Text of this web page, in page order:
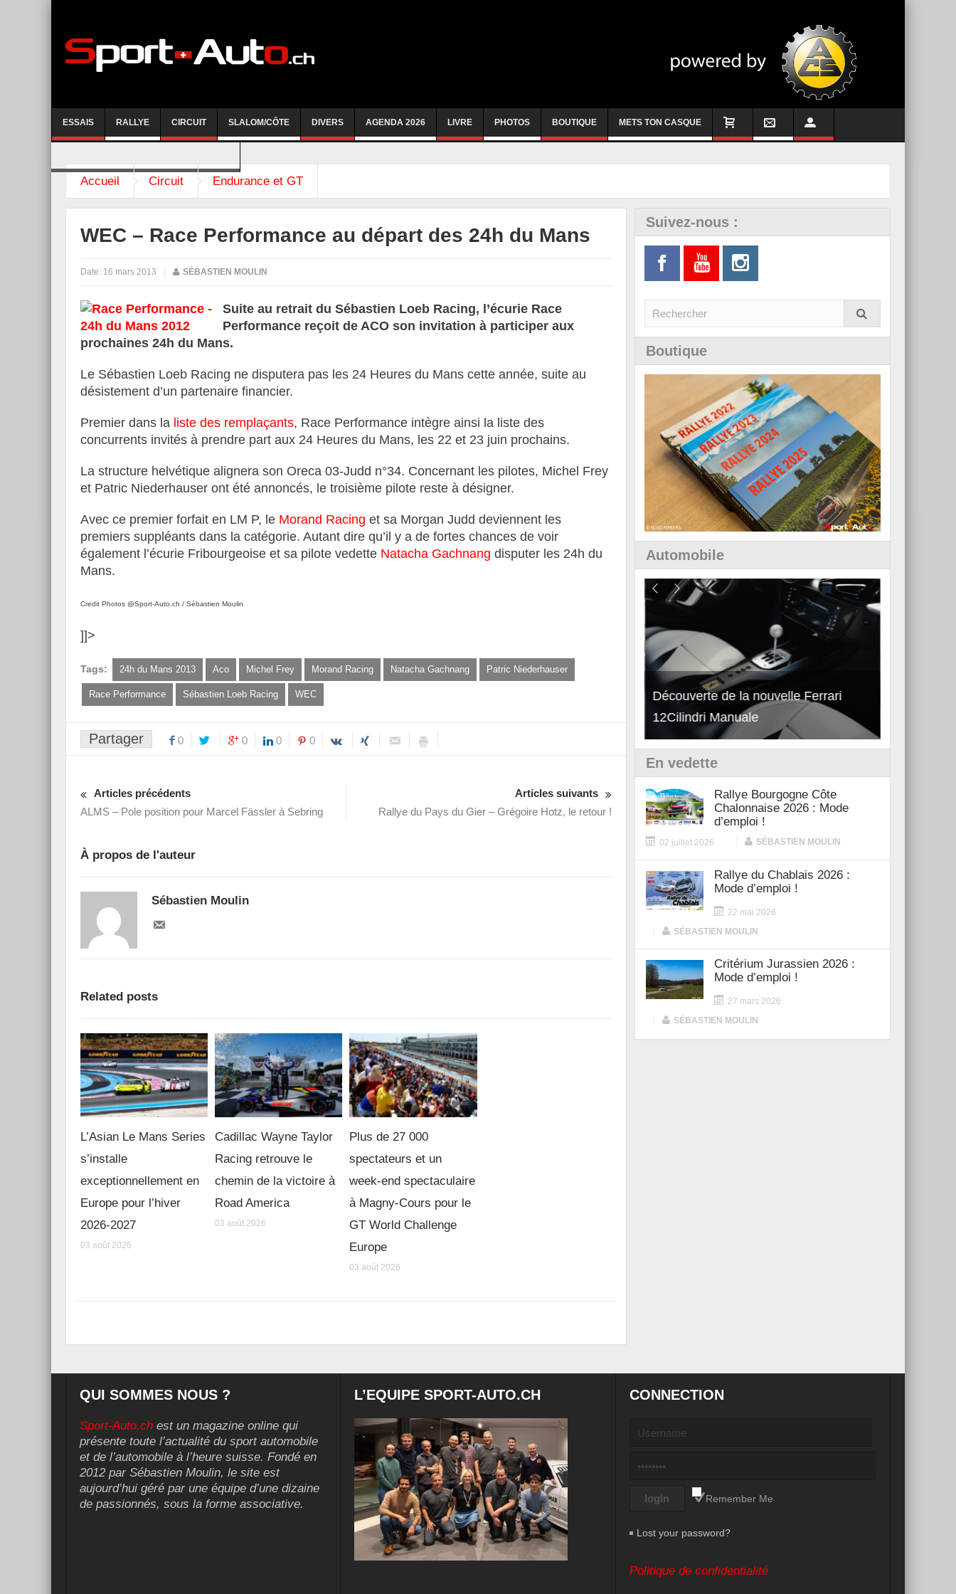
ESSAIS RALLYE CIRCUIT SLALOM/CÔTE DIVERS AGENDA 2026 LIVRE PHOTOS BOUTIQUE METS TON CASQUE
Accueil Circuit Endurance et GT
WEC – Race Performance au départ des 24h du Mans
Date: 16 mars 2013 SÉBASTIEN MOULIN
Suite au retrait du Sébastien Loeb Racing, l’écurie Race
Performance reçoit de ACO son invitation à participer aux
prochaines 24h du Mans.
Le Sébastien Loeb Racing ne disputera pas les 24 Heures du Mans cette année, suite au
désistement d’un partenaire financier.
Premier dans la liste des remplaçants, Race Performance intègre ainsi la liste des
concurrents invités à prendre part aux 24 Heures du Mans, les 22 et 23 juin prochains.
La structure helvétique alignera son Oreca 03-Judd n°34. Concernant les pilotes, Michel Frey
et Patric Niederhauser ont été annoncés, le troisième pilote reste à désigner.
Avec ce premier forfait en LM P, le Morand Racing et sa Morgan Judd deviennent les
premiers suppléants dans la catégorie. Autant dire qu’il y a de fortes chances de voir
également l’écurie Fribourgeoise et sa pilote vedette Natacha Gachnang disputer les 24h du
Mans.
Credit Photos @Sport-Auto.ch / Sébastien Moulin
]]>
Tags: 24h du Mans 2013 Aco Michel Frey Morand Racing Natacha Gachnang Patric Niederhauser
Race Performance Sébastien Loeb Racing WEC
Partager 0 0 0 0
Articles précédents
ALMS – Pole position pour Marcel Fässler à Sebring
Articles suivants
Rallye du Pays du Gier – Grégoire Hotz, le retour !
À propos de l'auteur
Sébastien Moulin
Related posts
L’Asian Le Mans Series
s’installe
exceptionnellement en
Europe pour l’hiver
2026-2027
03 août 2026
Cadillac Wayne Taylor
Racing retrouve le
chemin de la victoire à
Road America
03 août 2026
Plus de 27 000
spectateurs et un
week-end spectaculaire
à Magny-Cours pour le
GT World Challenge
Europe
03 août 2026
Suivez-nous :
Boutique
Automobile
Découverte de la nouvelle Ferrari
12Cilindri Manuale
En vedette
Rallye Bourgogne Côte
Chalonnaise 2026 : Mode
d’emploi !
02 juillet 2026 SÉBASTIEN MOULIN
Rallye du Chablais 2026 :
Mode d’emploi !
22 mai 2026
SÉBASTIEN MOULIN
Critérium Jurassien 2026 :
Mode d’emploi !
27 mars 2026
SÉBASTIEN MOULIN
QUI SOMMES NOUS ?
Sport-Auto.ch est un magazine online qui
présente toute l’actualité du sport automobile
et de l’automobile à l’heure suisse. Fondé en
2012 par Sébastien Moulin, le site est
aujourd’hui géré par une équipe d’une dizaine
de passionnés, sous la forme associative.
L’EQUIPE SPORT-AUTO.CH CONNECTION
Remember Me
Lost your password?
Politique de confidentialité